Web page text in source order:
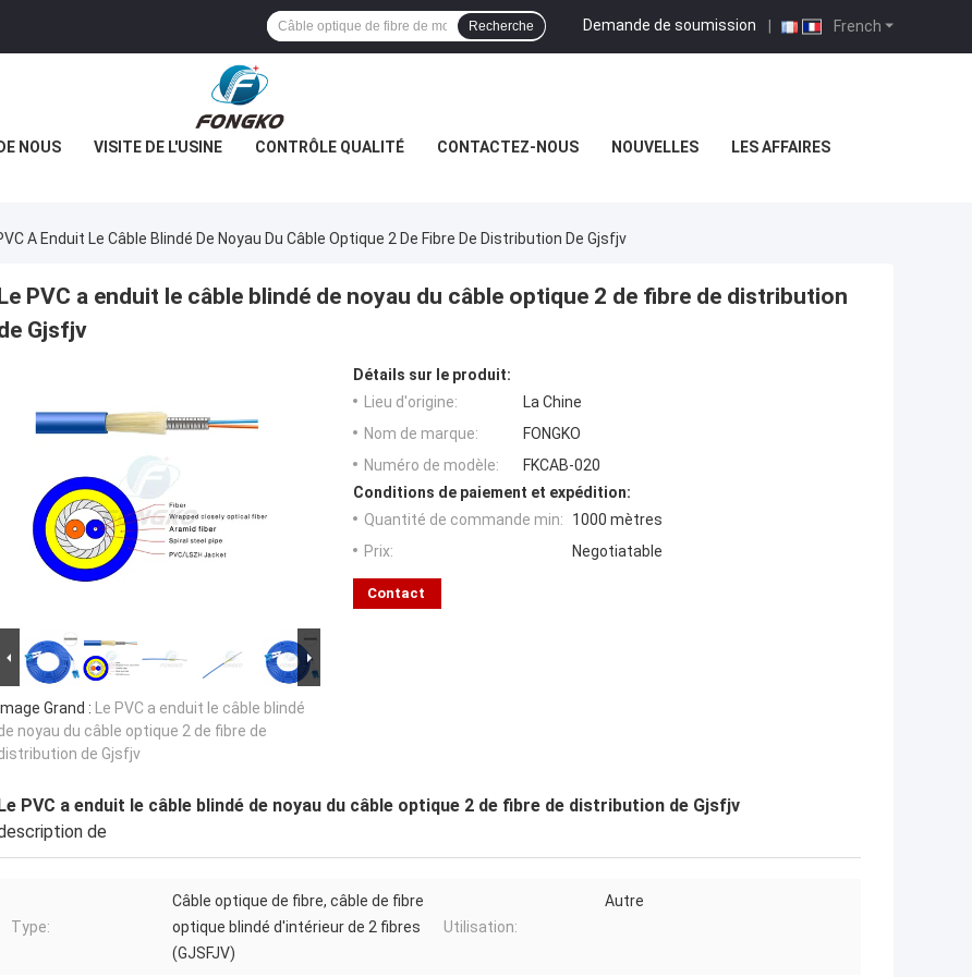
French
Demande de soumission |
Recherche
NOUS VISITE DE L'USINE CONTRÔLE QUALITÉ CONTACTEZ-NOUS NOUVELLES LES AFFAIRES
A Enduit Le Câble Blindé De Noyau Du Câble Optique 2 De Fibre De Distribution De Gjsfjv
PVC a enduit le câble blindé de noyau du câble optique 2 de fibre de distribution
Gjsfjv
Image Grand : Le PVC a enduit le câble blindé
noyau du câble optique 2 de fibre de
de Gjsfjv
Détails sur le produit:
Lieu d'origine:
La Chine
Nom de marque:
FONGKO
Numéro de modèle:
FKCAB-020
Conditions de paiement et expédition:
Quantité de commande min:
1000 mètres
Prix:
Negotiatable
Contact
Le PVC a enduit le câble blindé de noyau du câble optique 2 de fibre de distribution de Gjsfjv
de
Type:
Câble optique de fibre, câble de fibre
optique blindé d'intérieur de 2 fibres
(GJSFJV)
Utilisation:
Autre